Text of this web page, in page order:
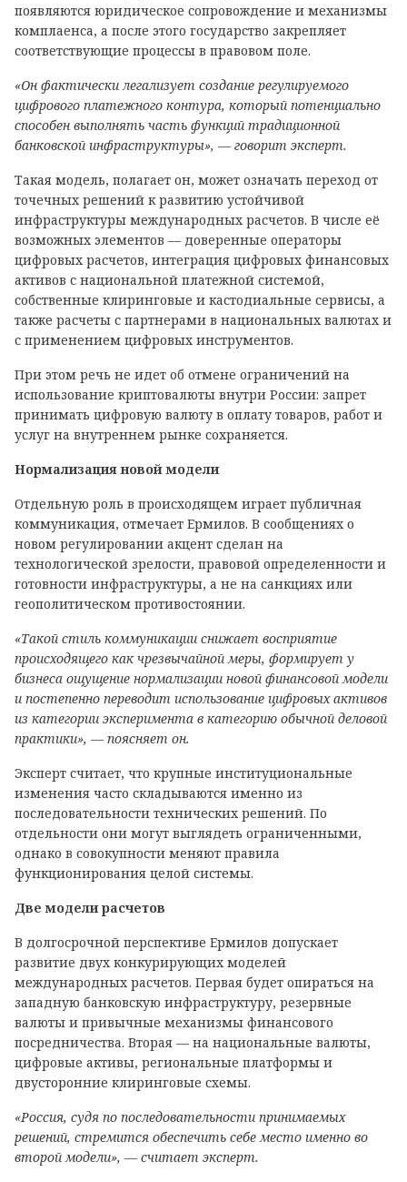
появляются юридическое сопровождение и механизмы
комплаенса, а после этого государство закрепляет
соответствующие процессы в правовом поле.
«Он фактически легализует создание регулируемого
цифрового платежного контура, который потенциально
способен выполнять часть функций традиционной
банковской инфраструктуры», — говорит эксперт.
Такая модель, полагает он, может означать переход от
точечных решений к развитию устойчивой
инфраструктуры международных расчетов. В числе её
возможных элементов — доверенные операторы
цифровых расчетов, интеграция цифровых финансовых
активов с национальной платежной системой,
собственные клиринговые и кастодиальные сервисы, а
также расчеты с партнерами в национальных валютах и
с применением цифровых инструментов.
При этом речь не идет об отмене ограничений на
использование криптовалюты внутри России: запрет
принимать цифровую валюту в оплату товаров, работ и
услуг на внутреннем рынке сохраняется.
Нормализация новой модели
Отдельную роль в происходящем играет публичная
коммуникация, отмечает Ермилов. В сообщениях о
новом регулировании акцент сделан на
технологической зрелости, правовой определенности и
готовности инфраструктуры, а не на санкциях или
геополитическом противостоянии.
«Такой стиль коммуникации снижает восприятие
происходящего как чрезвычайной меры, формирует у
бизнеса ощущение нормализации новой финансовой модели
и постепенно переводит использование цифровых активов
из категории эксперимента в категорию обычной деловой
практики», — поясняет он.
Эксперт считает, что крупные институциональные
изменения часто складываются именно из
последовательности технических решений. По
отдельности они могут выглядеть ограниченными,
однако в совокупности меняют правила
функционирования целой системы.
Две модели расчетов
В долгосрочной перспективе Ермилов допускает
развитие двух конкурирующих моделей
международных расчетов. Первая будет опираться на
западную банковскую инфраструктуру, резервные
валюты и привычные механизмы финансового
посредничества. Вторая — на национальные валюты,
цифровые активы, региональные платформы и
двусторонние клиринговые схемы.
«Россия, судя по последовательности принимаемых
решений, стремится обеспечить себе место именно во
второй модели», — считает эксперт.